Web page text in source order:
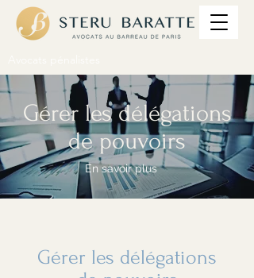
Gérer les délégations
de pouvoirs
En savoir plus
Gérer les délégations